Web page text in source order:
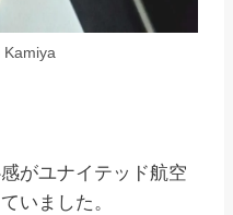
Kamiya
がユナイテッド航空
いました。